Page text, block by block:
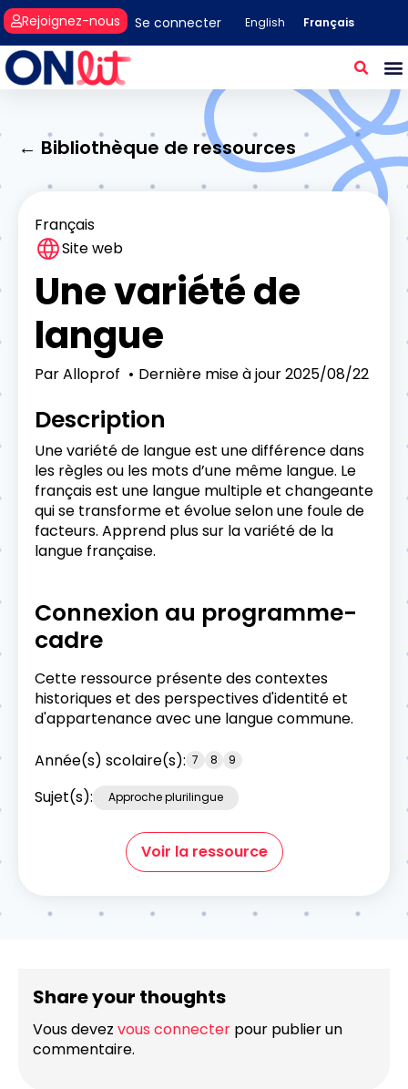
Se connecter
Rejoignez-nous English Français
← Bibliothèque de ressources
Français
Site web
Une variété de
langue
ParAlloprof Dernière mise à jour2025/08/22
Description
Une variété de langue est une différence dans
les règles ou les mots d’une même langue. Le
français est une langue multiple et changeante
qui se transforme et évolue selon une foule de
facteurs. Apprend plus sur la variété de la
langue française.
Connexion au programme-
cadre
Cette ressource présente des contextes
historiques et des perspectives d'identité et
d'appartenance avec une langue commune.
Année(s) scolaire(s): 7 8 9
Sujet(s): Approche plurilingue
Voir la ressource
Share your thoughts
Vous devez vous connecter pour publier un
commentaire.